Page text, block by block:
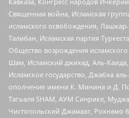
Священная война, Исламская
исламского освобождения,
Талибан, Исламская партия
Общество возрождения
Шам, Исламский джихад, Аль-
Исламское государство, Джабха
ополчение имени К. Минина и Д.
Тагьаля SHAM, АУМ Синрике,
Чистопольский Джамаат, Рохнамо